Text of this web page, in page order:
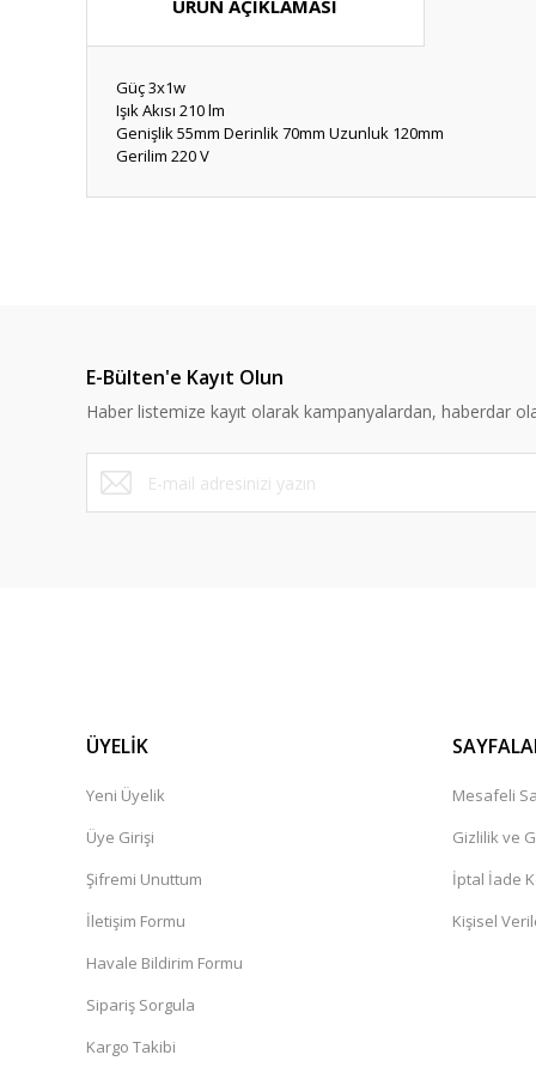
ÜRÜN AÇIKLAMASI
Güç 3x1w
Işık Akısı 210 lm
Genişlik 55mm Derinlik 70mm Uzunluk 120mm
Gerilim 220 V
Ürün bilgilerinde hatalar bulunuyor.
Ürün fiyatı diğer sitelerden daha pahalı.
Bu ürüne benzer farklı alternatifler olmalı.
E-Bülten'e Kayıt Olun
Haber listemize kayıt olarak kampanyalardan, haberdar
ÜYELİK
Yeni Üyelik
Üye Girişi
Şifremi Unuttum
İletişim Formu
Havale Bildirim Formu
Sipariş Sorgula
Kargo Takibi
Mesafeli
Gizlilik ve
İptal İade
Kişisel